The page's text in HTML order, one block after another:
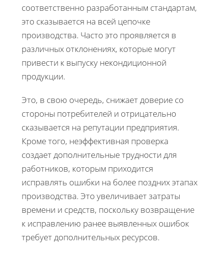
соответственно разработанным стандартам,
это сказывается на всей цепочке
производства. Часто это проявляется в
различных отклонениях, которые могут
привести к выпуску некондиционной
продукции.
Это, в свою очередь, снижает доверие со
стороны потребителей и отрицательно
сказывается на репутации предприятия.
Кроме того, неэффективная проверка
создает дополнительные трудности для
работников, которым приходится
исправлять ошибки на более поздних этапах
производства. Это увеличивает затраты
времени и средств, поскольку возвращение
к исправлению ранее выявленных ошибок
требует дополнительных ресурсов.